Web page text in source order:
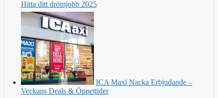
Hitta ditt drömjobb 2025
ICA Maxi Nacka Erbjudande –
Veckans Deals & Öppettider